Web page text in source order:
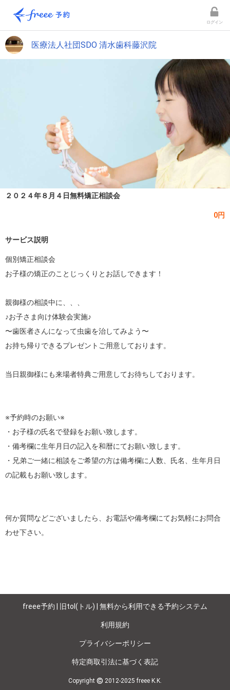
ログイン
医療法人社団SDO 清水歯科藤沢院
２０２４年８月４日無料矯正相談会
0円
サービス説明
個別矯正相談会
お子様の矯正のことじっくりとお話しできます！
親御様の相談中に、、、
♪お子さま向け体験会実施♪
〜歯医者さんになって虫歯を治してみよう〜
お持ち帰りできるプレゼントご用意しております。
当日親御様にも来場者特典ご用意してお待ちしております。
※予約時のお願い※
・お子様の氏名で登録をお願い致します。
・備考欄に生年月日の記入を和暦にてお願い致します。
・兄弟ご一緒に相談をご希望の方は備考欄に人数、氏名、生年月日
の記載もお願い致します。
何か質問などございましたら、お電話や備考欄にてお気軽にお問合
freee予約 | 旧tol(トル) | 無料から利用できる予約システム
利用規約
プライバシーポリシー
特定商取引法に基づく表記
Copyright © 2012-2025 freee K.K.